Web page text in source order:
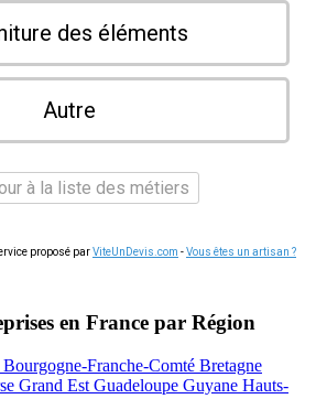
des éléments
Autre
à la liste des métiers
proposé parViteUnDevis.com -Vous êtes un artisan ?
en France par Région
Bourgogne-Franche-Comté Bretagne
Grand Est Guadeloupe Guyane Hauts-